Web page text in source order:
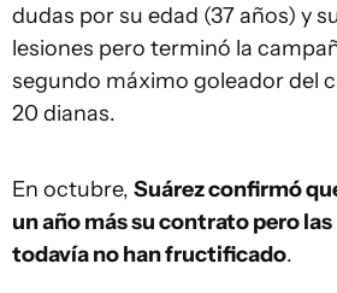
dudas por su edad (37 años) y
lesiones pero terminó la
segundo máximo goleador del
20 dianas.
En octubre, Suárez confirmó
un año más su contrato pero
todavía no han fructificado.